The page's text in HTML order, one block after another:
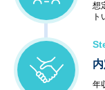
想
ト
年